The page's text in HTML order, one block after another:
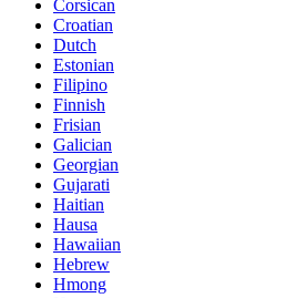
Corsican
Croatian
Dutch
Estonian
Filipino
Finnish
Frisian
Galician
Georgian
Gujarati
Haitian
Hausa
Hawaiian
Hebrew
Hmong